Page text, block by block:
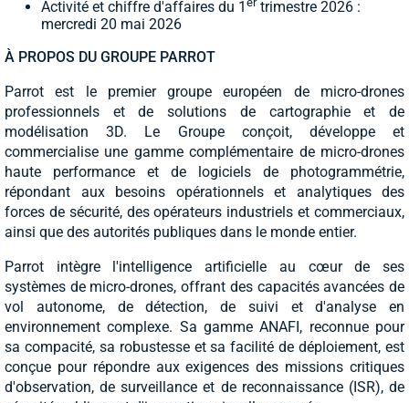
Activité et chiffre d'affaires du 1
trimestre 2026 :
mercredi 20 mai 2026
À PROPOS DU GROUPE PARROT
Parrot est le premier groupe européen de micro-drones
professionnels et de solutions de cartographie et de
modélisation 3D. Le Groupe conçoit, développe et
commercialise une gamme complémentaire de micro-drones
haute performance et de logiciels de photogrammétrie,
répondant aux besoins opérationnels et analytiques des
forces de sécurité, des opérateurs industriels et commerciaux,
ainsi que des autorités publiques dans le monde entier.
Parrot intègre l'intelligence artificielle au cœur de ses
systèmes de micro-drones, offrant des capacités avancées de
vol autonome, de détection, de suivi et d'analyse en
environnement complexe. Sa gamme ANAFI, reconnue pour
sa compacité, sa robustesse et sa facilité de déploiement, est
conçue pour répondre aux exigences des missions critiques
d'observation, de surveillance et de reconnaissance (ISR), de